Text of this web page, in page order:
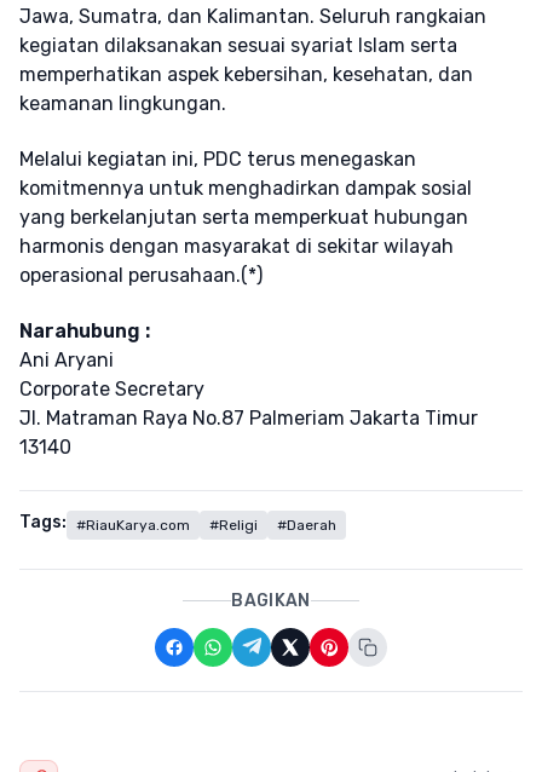
Jawa, Sumatra, dan Kalimantan. Seluruh rangkaian
kegiatan dilaksanakan sesuai syariat Islam serta
memperhatikan aspek kebersihan, kesehatan, dan
keamanan lingkungan.
Melalui kegiatan ini, PDC terus menegaskan
komitmennya untuk menghadirkan dampak sosial
yang berkelanjutan serta memperkuat hubungan
harmonis dengan masyarakat di sekitar wilayah
operasional perusahaan.(*)
Narahubung :
Ani Aryani
Corporate Secretary
Jl. Matraman Raya No.87 Palmeriam Jakarta Timur
13140
Tags: #RiauKarya.com #Religi #Daerah
BAGIKAN